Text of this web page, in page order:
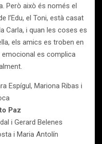
Però això és només el
l’Edu, el Toni, està casat
Carla, i quan les coses es
els amics es troben en
emocional es complica
Espígul, Mariona Ribas i
Paz
i Gerard Belenes
i Maria Antolín